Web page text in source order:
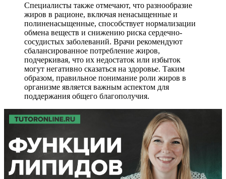
Специалисты также отмечают, что разнообразие
жиров в рационе, включая ненасыщенные и
полиненасыщенные, способствует нормализации
обмена веществ и снижению риска сердечно-
сосудистых заболеваний. Врачи рекомендуют
сбалансированное потребление жиров,
подчеркивая, что их недостаток или избыток
могут негативно сказаться на здоровье. Таким
образом, правильное понимание роли жиров в
организме является важным аспектом для
поддержания общего благополучия.